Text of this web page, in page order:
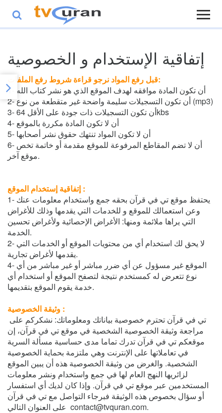
إتفاقية الإستخدام و الخصوصية
قبل رفع المواد نرجو قراءة شروط رفع الملفات:
1- أن تكون المادة موافقه لهدف الموقع الذي هو نشر كتاب الله
2- أن تكون التسجيلات سليمة واضحة غير متقطعة من نوع (mp3)
3- أن تكون التسجيلات ذات جودة على الأقل 64kbs
4- أن لا تكون المادة مكررة بالموقع
5- أن لا تكون المواد تنتهك حقوق نشر أصحابها
6- أن لا تضم المقاطع المرفوعة للموقع مقدمة أو خاتمة تخص
موقع آخر.
إتفاقية إستخدام الموقع :
1- يحتفظ موقع تي في قرآن بحقه جمع واستخدام معلومات عنك
وعن استعمالك للموقع و للخدمات التي يقدمها وذلك للأغراض
التي يراها ملائمة ومنها: الأغراض الإحصائية ولأغراض تحسين
الخدمة.
2- لا يحق لك استخدام أي من محتويات الموقع أو الخدمات التي
يقدمها لأغراض تجارية.
4- الموقع غير مسؤول عن أي ضرر مباشر أو غير مباشر من أي
نوع تتعرض له كمستخدم نتيجة لتصفح الموقع أو استخدام أي
خدمة يقوم الموقع بتقديمها.
وثيقة الخصوصية :
مراجعة وثيقة الخصوصية الشخصية في موقع تي في قرآن، إن
موقعكم تي في قرآن تدرك تماما مدى حساسية مسألة السرية
في تعاملاتها على الإنترنت وهي ملتزمة بحماية الخصوصية
الشخصية. والغرض من وثيقة الخصوصية هذه أن يبين الموقع
لزائريها النهج العام لها في جمع واستخدام ونشر معلومات
المستخدمين عبر موقع تي في قرآن. وإذا كان لديك أي استفسار
أو سؤال بخصوص هذه الوثيقة فبرجاء التواصل مع تي في قرآن
على العنوان التالي contact@tvquran.com.